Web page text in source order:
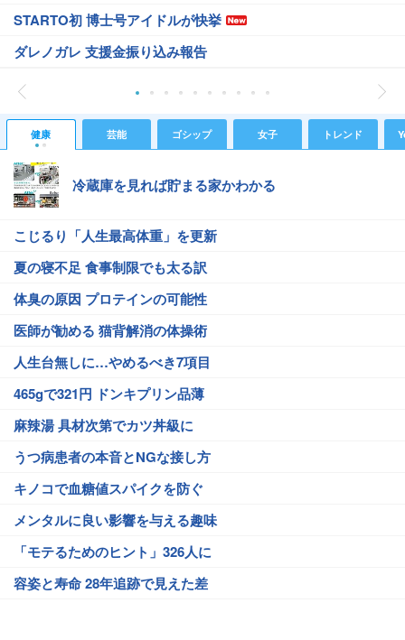
STARTO初 博士号アイドルが快挙
ダレノガレ 支援金振り込み報告
健康 芸能 ゴシップ 女子 トレンド
冷蔵庫を見れば貯まる家かわかる
こじるり「人生最高体重」を更新
夏の寝不足 食事制限でも太る訳
体臭の原因 プロテインの可能性
医師が勧める 猫背解消の体操術
人生台無しに…やめるべき7項目
465gで321円 ドンキプリン品薄
麻辣湯 具材次第でカツ丼級に
うつ病患者の本音とNGな接し方
キノコで血糖値スパイクを防ぐ
メンタルに良い影響を与える趣味
「モテるためのヒント」326人に
容姿と寿命 28年追跡で見えた差